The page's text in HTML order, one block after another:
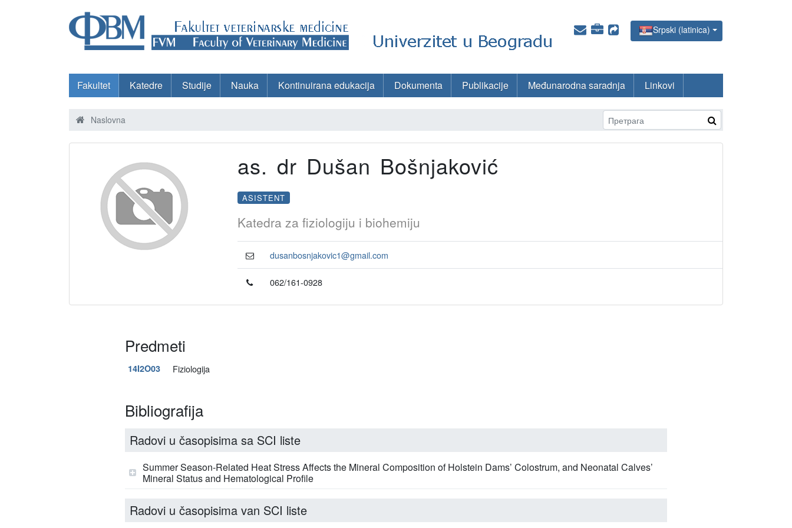
Srpski (latinica)
Fakultet Katedre Studije Nauka Kontinuirana edukacija Dokumenta Publikacije Međunarodna saradnja Linkovi
Naslovna
as. dr Dušan Bošnjaković
ASISTENT
Katedra za fiziologiju i biohemiju
dusanbosnjakovic1@gmail.com
062/161-0928
Predmeti
14I2O03 Fiziologija
Bibliografija
Radovi u časopisima sa SCI liste
Summer Season-Related Heat Stress Affects the Mineral Composition of Holstein Dams’ Colostrum, and Neonatal Calves’
Mineral Status and Hematological Profile
Radovi u časopisima van SCI liste